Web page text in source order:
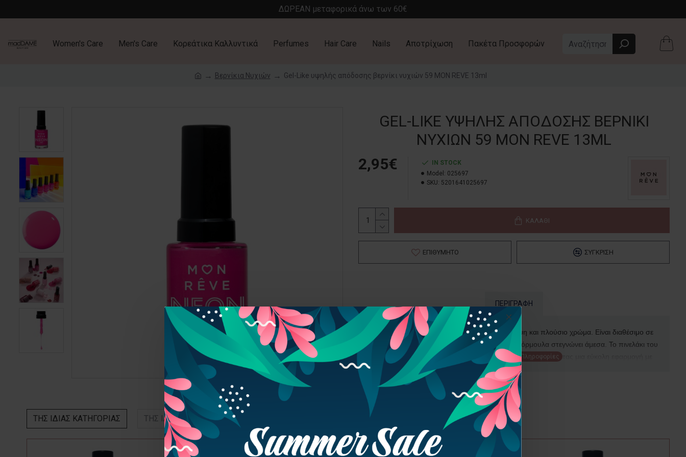
ΔΩΡΕΑΝ μεταφορικά άνω των 60€
Women's Care Men's Care Κορεάτικα Καλλυντικά Perfumes Hair Care Nails Αποτρίχωση Πακέτα Προσφορών
Βερνίκια Νυχιών Gel-Like υψηλής απόδοσης βερνίκι νυχιών 59 MON REVE 13ml
GEL-LIKE ΥΨΗΛΉΣ ΑΠΌΔΟΣΗΣ ΒΕΡΝΊΚΙ
ΝΥΧΙΏΝ 59 MON REVE 13ML
2,95€
IN STOCK
Model: 025697
SKU: 5201641025697
ΚΑΛΆΘΙ
ΕΠΙΘΥΜΗΤΌ ΣΎΓΚΡΙΣΗ
ΠΕΡΙΓΡΑΦΉ
Βερνίκι νυχιών μακράς διάρκειας με έντονη λάμψη και πλούσιο χρώμα. Είναι διαθέσιμο σε
61 ζωηρές απoχρώσεις. Χάρη στην ειδική του φόρμουλα στεγνώνει άμεσα. Το πινελάκι του
είναι πλατύ, φαρδύ και με στρογγυλεμένες γωνίες, επιτρέποντας μια εύκολη εφαρμογή με
ένα πέρασμα μόνο.
Συστατικα
ETHYL ACETATE, BUTYL ACETATE, NITROCELLULOSE, POLYESTER-23, ACETYL
TRIBUTYL CITRATE, ISOPROPYL ALCOHOL, STEARALKONIUM BENTONITE,
STYRENE/ACRYLATES COPOLYMER, ADIPIC ACID/NEOPENTYL GLYCOL/TRIMELLITIC
ANHYDRIDE COPOLYMER, DIACETONE ALCOHOL, SUCROSE ACETATE
ΤΗΣ ΙΔΙΑΣ ΚΑΤΗΓΟΡΙΑΣ ΤΗΣ ΙΔΙΑΣ ΕΤΑΙΡΕΙΑΣ ΕΙΔΑΤΕ ΠΡΟΣΦΑΤΑ